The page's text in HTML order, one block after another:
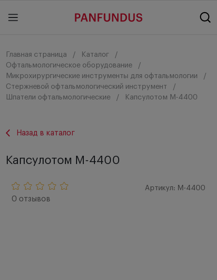
Главная страница
Каталог
Офтальмологическое оборудование
Микрохирургические инструменты для офтальмологии
Стержневой офтальмологический инструмент
Шпатели офтальмологические
Капсулотом M-4400
Назад в каталог
Капсулотом M-4400
0 отзывов
Артикул: M-4400